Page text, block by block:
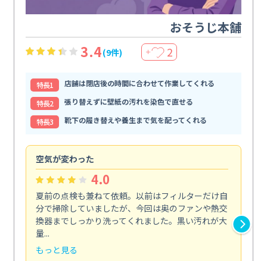
おそうじ本舗
3.4(9件) ＋ 2
特⻑1
店舗は閉店後の時間に合わせて作業してくれる
特⻑2
張り替えずに壁紙の汚れを染色で直せる
特⻑3
靴下の履き替えや養生まで気を配ってくれる
空気が変わった
4.0
夏前の点検も兼ねて依頼。以前はフィルターだけ自
分で掃除していましたが、今回は奥のファンや熱交
換器までしっかり洗ってくれました。黒い汚れが大
量...
もっと見る